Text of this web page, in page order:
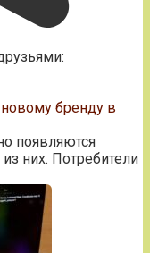
бренду в
появляются
них. Потребители